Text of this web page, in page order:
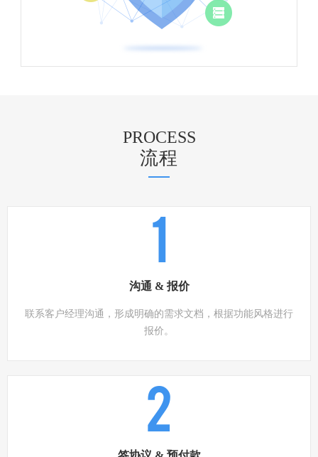
PROCESS
流程
沟通 & 报价
联系客户经理沟通，形成明确的需求文档，根据功能风格进行
报价。
2